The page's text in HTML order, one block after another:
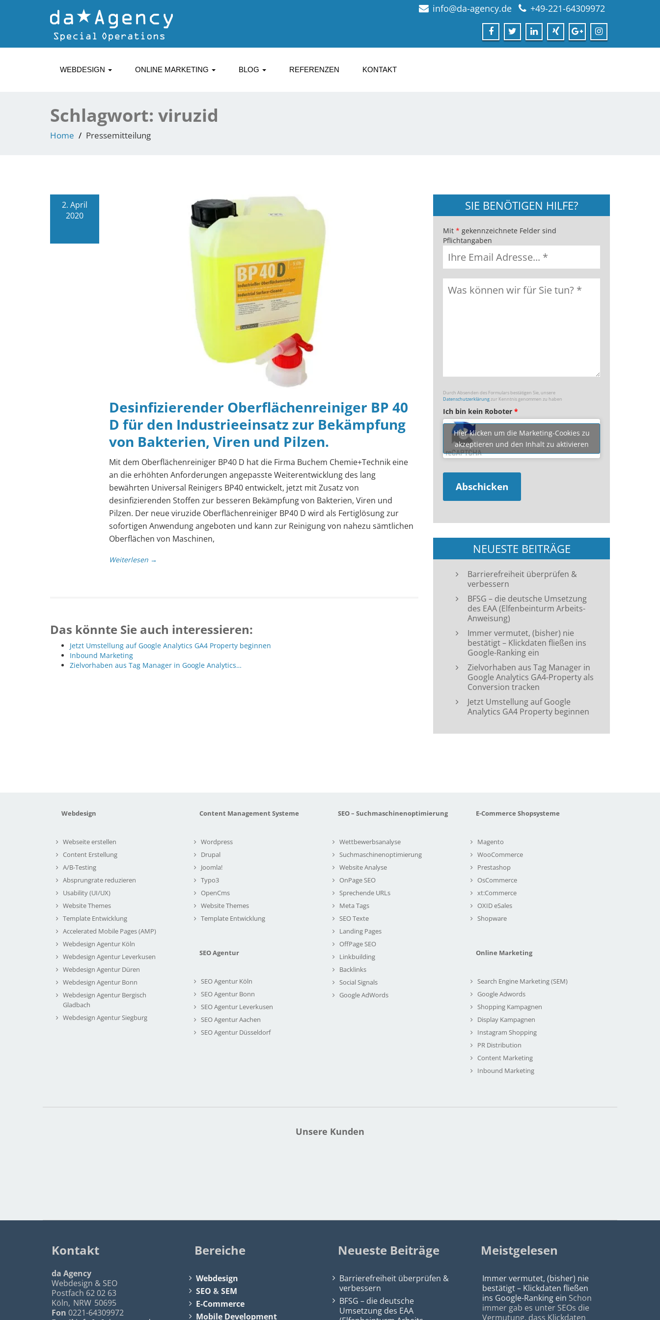
info@da-agency.de +49-221-64309972
WEBDESIGN ONLINE MARKETING BLOG REFERENZEN KONTAKT
Schlagwort: viruzid
Home Pressemitteilung
2. April
2020
Desinfizierender Oberflächenreiniger BP 40
D für den Industrieeinsatz zur Bekämpfung
von Bakterien, Viren und Pilzen.
Mit dem Oberflächenreiniger BP40 D hat die Firma Buchem Chemie+Technik eine
an die erhöhten Anforderungen angepasste Weiterentwicklung des lang
bewährten Universal Reinigers BP40 entwickelt, jetzt mit Zusatz von
desinfizierenden Stoffen zur besseren Bekämpfung von Bakterien, Viren und
Pilzen. Der neue viruzide Oberflächenreiniger BP40 D wird als Fertiglösung zur
sofortigen Anwendung angeboten und kann zur Reinigung von nahezu sämtlichen
Oberflächen von Maschinen,
Weiterlesen →
Das könnte Sie auch interessieren:
Jetzt Umstellung auf Google Analytics GA4 Property beginnen
Inbound Marketing
Zielvorhaben aus Tag Manager in Google Analytics…
SIE BENÖTIGEN HILFE?
Mit * gekennzeichnete Felder sind
Pflichtangaben
Durch Absenden des Formulars bestätigen Sie, unsere
Datenschutzerklärungzur Kenntnis genommen zu haben
Ich bin kein Roboter *
Hier klicken um die Marketing-Cookies zu
akzeptieren und den Inhalt zu aktivieren
NEUESTE BEITRÄGE
Barrierefreiheit überprüfen &
verbessern
BFSG – die deutsche Umsetzung
des EAA (Elfenbeinturm Arbeits-
Anweisung)
Immer vermutet, (bisher) nie
bestätigt – Klickdaten fließen ins
Google-Ranking ein
Zielvorhaben aus Tag Manager in
Google Analytics GA4-Property als
Conversion tracken
Jetzt Umstellung auf Google
Analytics GA4 Property beginnen
Webdesign
Webseite erstellen
Content Erstellung
A/B-Testing
Absprungrate reduzieren
Usability (UI/UX)
Website Themes
Template Entwicklung
Accelerated Mobile Pages (AMP)
Webdesign Agentur Köln
Webdesign Agentur Leverkusen
Webdesign Agentur Düren
Webdesign Agentur Bonn
Webdesign Agentur Bergisch
Gladbach
Webdesign Agentur Siegburg
Content Management Systeme
Wordpress
Drupal
Joomla!
Typo3
OpenCms
Website Themes
Template Entwicklung
SEO Agentur
SEO Agentur Köln
SEO Agentur Bonn
SEO Agentur Leverkusen
SEO Agentur Aachen
SEO Agentur Düsseldorf
SEO – Suchmaschinenoptimierung
Wettbewerbsanalyse
Suchmaschinenoptimierung
Website Analyse
OnPage SEO
Sprechende URLs
Meta Tags
SEO Texte
Landing Pages
OffPage SEO
Linkbuilding
Backlinks
Social Signals
Google AdWords
E-Commerce Shopsysteme
Magento
WooCommerce
Prestashop
OsCommerce
xt:Commerce
OXID eSales
Shopware
Online Marketing
Search Engine Marketing (SEM)
Google Adwords
Shopping Kampagnen
Display Kampagnen
Instagram Shopping
PR Distribution
Content Marketing
Inbound Marketing
Unsere Kunden
Kontakt
da Agency
Webdesign & SEO
Postfach 62 02 63
Köln, NRW 50695
Fon 0221-64309972
Bereiche
Webdesign
SEO &SEM
E-Commerce
Mobile Development
Neueste Beiträge
Barrierefreiheit überprüfen &
verbessern
BFSG – die deutsche
Umsetzung des EAA
Meistgelesen
Immer vermutet, (bisher) nie
bestätigt – Klickdaten fließen
ins Google-Ranking ein Schon
immer gab es unter SEOs die
Vermutung, dass Klickdaten